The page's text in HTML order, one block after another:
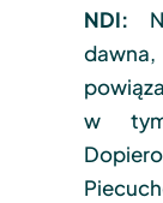
NDI:
w tym